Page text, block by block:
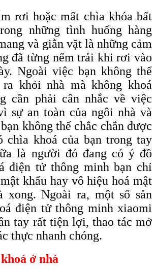
rơi hoặc mất chìa khóabất
những tình huống hàng
và giằn vặt là những cảm
đã từng nếm trải khi rơi vào
Ngoài việc bạn không thể
khỏi nhà mà không khoá
cần phải cân nhắc về việc
sự an toàn của ngôi nhà và
không thể chắc chắn được
chìa khoá của bạn trong tay
là người đó đang có ý đồ
điện tử thông minh bạn chỉ
khẩu hay vô hiệu hoá mật
xong. Ngoài ra, một số sản
điện tử thông minh xiaomi
tay rất tiện lợi, thao tác mở
thực nhanh chóng.
ở nhà